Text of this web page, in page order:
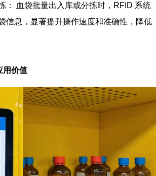
： 血袋批量出入库或分拣时，RFID 系统
信息，显著提升操作速度和准确性，降低
用价值